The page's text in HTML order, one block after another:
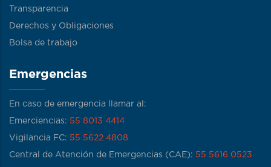
Transparencia
Derechos y Obligaciones
Bolsa de trabajo
Emergencias
En caso de emergencia llamar al:
Emerciencias: 55 8013 4414
Vigilancia FC: 55 5622 4808
Central de Atención de Emergencias (CAE): 55 5616 0523